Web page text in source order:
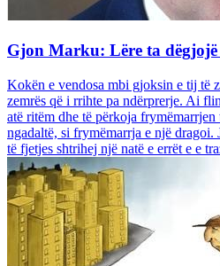
Gjon Marku: Lëre ta dëgjojë
Kokën e vendosa mbi gjoksin e tij të
zemrës që i rrihte pa ndërprerje. Ai
atë ritëm dhe të përkoja
ngadaltë, si frymëmarrja e një dragoi.
të fjetjes shtrihej një natë e errët e e